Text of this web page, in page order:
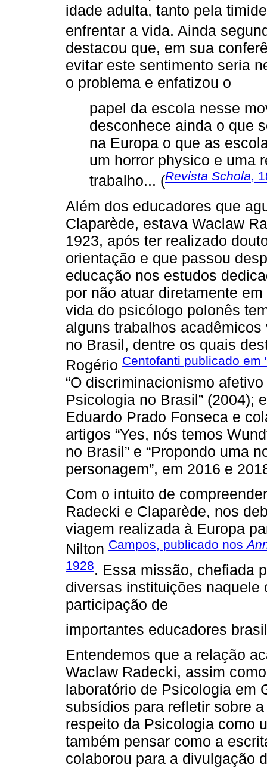
idade adulta, tanto pela
enfrentar a vida. Ainda
destacou que, em sua
evitar este sentimento seria
o problema e enfatizou o
papel da escola nesse
desconhece ainda o que
na Europa o que as
um horror physico e uma
trabalho... (Revista Schola,
Além dos educadores que
Claparède, estava Waclaw
1923, após ter realizado
orientação e que passou
educação nos estudos
por não atuar diretamente
vida do psicólogo polonês
alguns trabalhos
no Brasil, dentre os quais
Rogério Centofanti publicado em
“O discriminacionismo
Psicologia no Brasil” (2004);
Eduardo Prado Fonseca e
artigos “Yes, nós temos
no Brasil” e “Propondo uma
personagem”, em 2016 e
Com o intuito de
Radecki e Claparède, nos
viagem realizada à Europa
Nilton Campos, publicado nos
1928. Essa missão, chefiada
diversas instituições naquele
participação de
importantes educadores
Entendemos que a relação
Waclaw Radecki, assim
laboratório de Psicologia em
subsídios para refletir sobre
respeito da Psicologia como
também pensar como a
colaborou para a divulgação